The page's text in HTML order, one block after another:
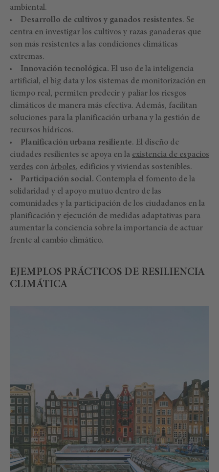
ambiental.
Desarrollo de cultivos y ganados resistentes. Se
centra en investigar los cultivos y razas ganaderas que
son más resistentes a las condiciones climáticas
extremas.
Innovación tecnológica. El uso de la inteligencia
artificial, el big data y los sistemas de monitorización en
tiempo real, permiten predecir y paliar los riesgos
climáticos de manera más efectiva. Además, facilitan
soluciones para la planificación urbana y la gestión de
recursos hídricos.
Planificación urbana resiliente. El diseño de
ciudades resilientes se apoya en la existencia de espacios
verdes con árboles, edificios y viviendas sostenibles.
Participación social. Contempla el fomento de la
solidaridad y el apoyo mutuo dentro de las
comunidades y la participación de los ciudadanos en la
planificación y ejecución de medidas adaptativas para
aumentar la conciencia sobre la importancia de actuar
frente al cambio climático.
EJEMPLOS PRÁCTICOS DE RESILIENCIA
CLIMÁTICA